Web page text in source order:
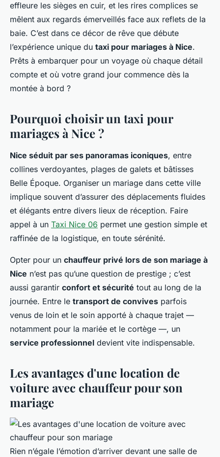
effleure les sièges en cuir, et les rires complices se
mêlent aux regards émerveillés face aux reflets de la
baie. C’est dans ce décor de rêve que débute
l’expérience unique du taxi pour mariages à Nice.
Prêts à embarquer pour un voyage où chaque détail
compte et où votre grand jour commence dès la
montée à bord ?
Pourquoi choisir un taxi pour
mariages à Nice ?
Nice séduit par ses panoramas iconiques, entre
collines verdoyantes, plages de galets et bâtisses
Belle Époque. Organiser un mariage dans cette ville
implique souvent d’assurer des déplacements fluides
et élégants entre divers lieux de réception. Faire
appel à un Taxi Nice 06 permet une gestion simple et
raffinée de la logistique, en toute sérénité.
Opter pour un chauffeur privé lors de son mariage à
Nice n’est pas qu’une question de prestige ; c’est
aussi garantir confort et sécurité tout au long de la
journée. Entre le transport de convives parfois
venus de loin et le soin apporté à chaque trajet —
notamment pour la mariée et le cortège —, un
service professionnel devient vite indispensable.
Les avantages d'une location de
voiture avec chauffeur pour son
mariage
Rien n’égale l’émotion d’arriver devant une salle de